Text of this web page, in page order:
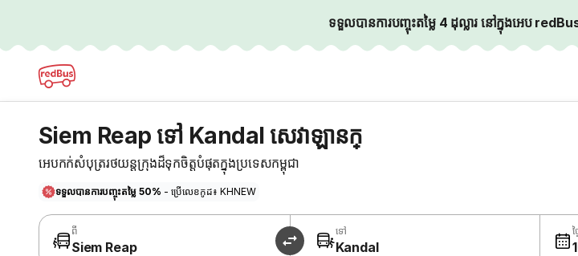
ទទួលបានការបញ្ចុះតម្លៃ 4 ដុល្លារ នៅក្នុងអេប
Siem Reap ទៅ Kandal សេវាឡានក្
អេបកក់សំបុត្ររថយន្តក្រុងដ៏ទុកចិត្តបំផុតក្នុងប្រទេសកម្ពុជា
ទទួលបានការបញ្ចុះតម្លៃ 50% - ប្រើលេខកូដ៖ KHNEW
ពី
Siem Reap
ទៅ
Kandal